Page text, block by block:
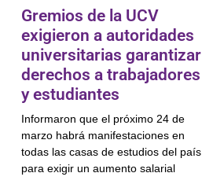
Gremios de la UCV
exigieron a autoridades
universitarias garantizar
derechos a trabajadores
y estudiantes
Informaron que el próximo 24 de
marzo habrá manifestaciones en
todas las casas de estudios del país
para exigir un aumento salarial